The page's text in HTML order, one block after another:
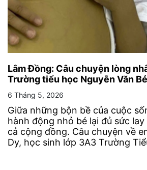
Lâm Đồng: Câu chuyện lòng
Trường tiểu học Nguyễn Văn
6 Tháng 5, 2026
Giữa những bộn bề của cuộc
hành động nhỏ bé lại đủ sức
cả cộng đồng. Câu chuyện về
Dy, học sinh lớp 3A3 Trường